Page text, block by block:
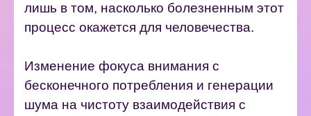
лишь в том, насколько болезненным этот
процесс окажется для человечества.
Изменение фокуса внимания с
бесконечного потребления и генерации
шума на чистоту взаимодействия с